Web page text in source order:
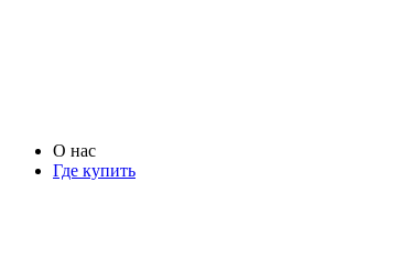
О нас
Где купить